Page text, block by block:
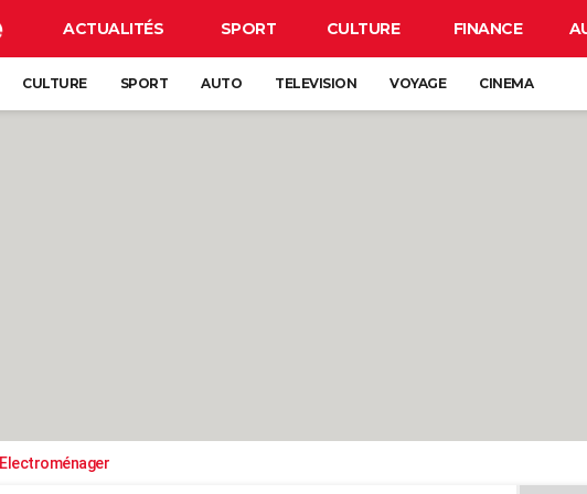
ACTUALITÉS SPORT CULTURE FINANCE
CULTURE SPORT AUTO TELEVISION VOYAGE CINEMA
Electroménager